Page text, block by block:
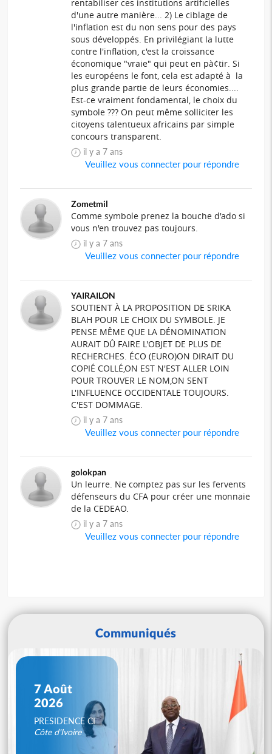
rentabiliser ces institutions artificielles
d'une autre manière... 2) Le ciblage de
l'inflation est du non sens pour des pays
sous développés. En privilégiant la lutte
contre l'inflation, c'est la croissance
économique "vraie" qui peut en pà¢tir. Si
les européens le font, cela est adapté à la
plus grande partie de leurs économies....
Est-ce vraiment fondamental, le choix du
symbole ??? On peut même solliciter les
citoyens talentueux africains par simple
concours transparent.
il y a 7 ans
Veuillez vous connecter pour répondre
Zometmil
Comme symbole prenez la bouche d'ado si
vous n'en trouvez pas toujours.
il y a 7 ans
Veuillez vous connecter pour répondre
YAIRAILON
SOUTIENT À LA PROPOSITION DE SRIKA
BLAH POUR LE CHOIX DU SYMBOLE. JE
PENSE MÊME QUE LA DÉNOMINATION
AURAIT DÛ FAIRE L'OBJET DE PLUS DE
RECHERCHES. ÉCO (EURO)ON DIRAIT DU
COPIÉ COLLÉ,ON EST N'EST ALLER LOIN
POUR TROUVER LE NOM,ON SENT
L'INFLUENCE OCCIDENTALE TOUJOURS.
C'EST DOMMAGE.
il y a 7 ans
Veuillez vous connecter pour répondre
golokpan
Un leurre. Ne comptez pas sur les fervents
défenseurs du CFA pour créer une monnaie
de la CEDEAO.
il y a 7 ans
Veuillez vous connecter pour répondre
Communiqués
7 Août
2026
PRESIDENCE CI
Côte d'Ivoire